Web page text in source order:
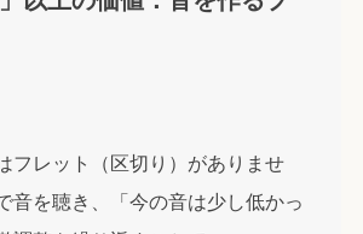
フレット（区切り）がありませ
音を聴き、「今の音は少し低かっ